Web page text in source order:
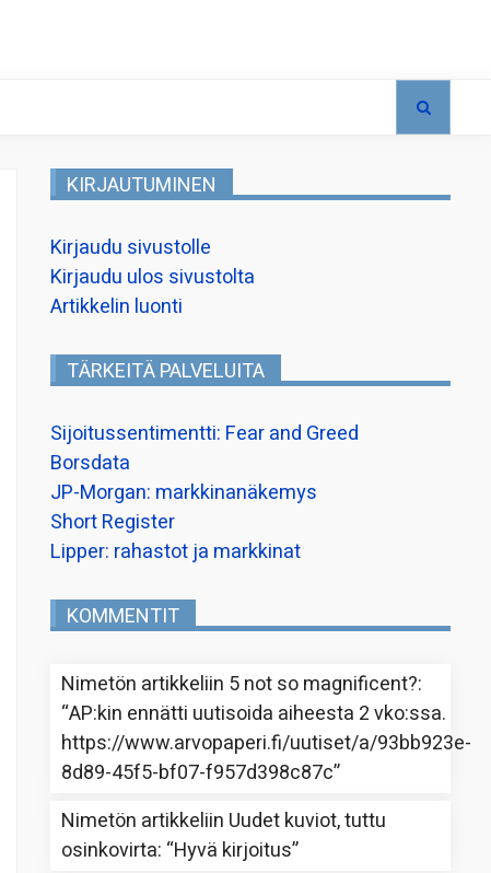
KIRJAUTUMINEN
Kirjaudu sivustolle
Kirjaudu ulos sivustolta
Artikkelin luonti
TÄRKEITÄ PALVELUITA
Sijoitussentimentti: Fear and Greed
Borsdata
JP-Morgan: markkinanäkemys
Short Register
Lipper: rahastot ja markkinat
KOMMENTIT
Nimetön artikkeliin 5 not so magnificent?:
“AP:kin ennätti uutisoida aiheesta 2 vko:ssa.
https://www.arvopaperi.fi/uutiset/a/93bb923e-
8d89-45f5-bf07-f957d398c87c”
Nimetön artikkeliin Uudet kuviot, tuttu
osinkovirta: “Hyvä kirjoitus”